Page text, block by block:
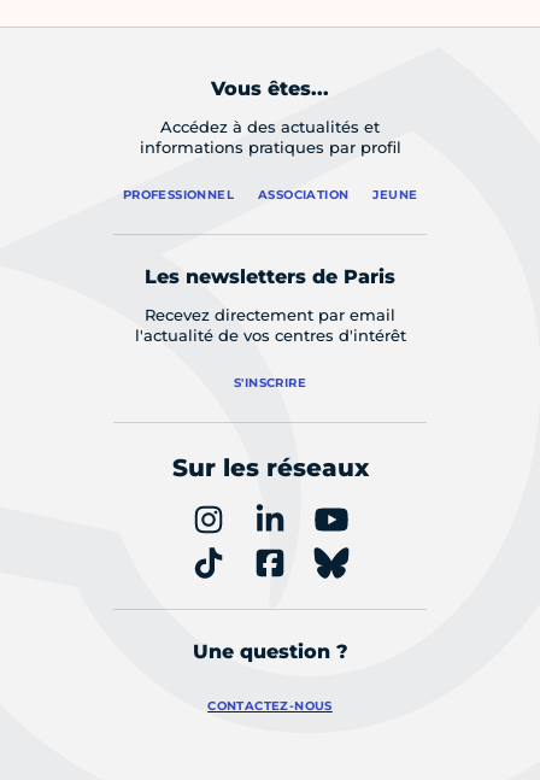
Vous êtes...
Accédez à des actualités et
informations pratiques par profil
PROFESSIONNEL ASSOCIATION JEUNE
Les newsletters de Paris
Recevez directement par email
l'actualité de vos centres d'intérêt
S'INSCRIRE
Sur les réseaux
Une question ?
CONTACTEZ-NOUS